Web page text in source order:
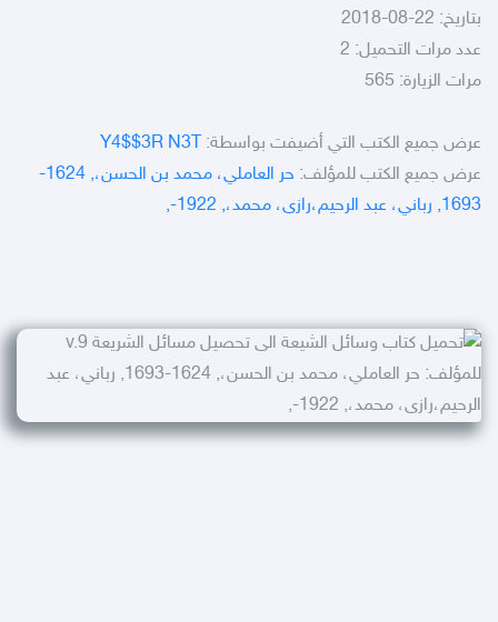
بتاريخ: 22-08-2018
عدد مرات التحميل: 2
مرات الزيارة: 565
عرض جميع الكتب التي أضيفت بواسطة: Y4$$3R N3T
عرض جميع الكتب للمؤلف:
حر العاملي، محمد بن الحسن،, 1624-
1693, رباني، عبد الرحيم،رازى، محمد،, 1922-,